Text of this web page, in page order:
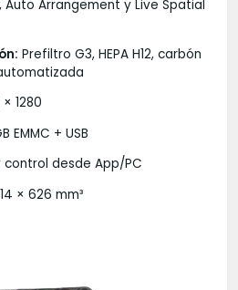
Arrangement y Live Spatial
Prefiltro G3, HEPA H12, carbón
1280
EMMC + USB
control desde App/PC
× 626 mm³